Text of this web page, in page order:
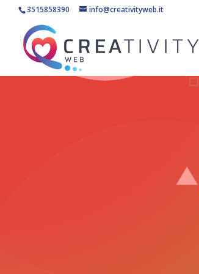
3515858390 info@creativityweb.it